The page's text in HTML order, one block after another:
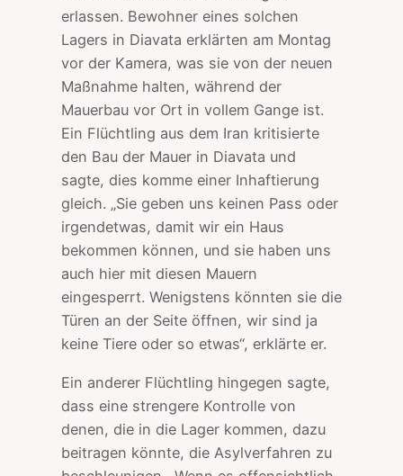
erlassen. Bewohner eines solchen
Lagers in Diavata erklärten am Montag
vor der Kamera, was sie von der neuen
Maßnahme halten, während der
Mauerbau vor Ort in vollem Gange ist.
Ein Flüchtling aus dem Iran kritisierte
den Bau der Mauer in Diavata und
sagte, dies komme einer Inhaftierung
gleich. „Sie geben uns keinen Pass oder
irgendetwas, damit wir ein Haus
bekommen können, und sie haben uns
auch hier mit diesen Mauern
eingesperrt. Wenigstens könnten sie die
Türen an der Seite öffnen, wir sind ja
keine Tiere oder so etwas“, erklärte er.
Ein anderer Flüchtling hingegen sagte,
dass eine strengere Kontrolle von
denen, die in die Lager kommen, dazu
beitragen könnte, die Asylverfahren zu